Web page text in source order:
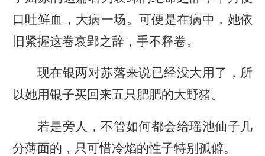
口吐鲜血，大病一场。可便是在病中，她依
旧紧握这卷哀郢之辞，手不释卷。
现在银两对苏落来说已经没大用了，所
以她用银子买回来五只肥肥的大野猪。
若是旁人，不管如何都会给瑶池仙子几
分薄面的，只可惜冷焰的性子特别孤僻。